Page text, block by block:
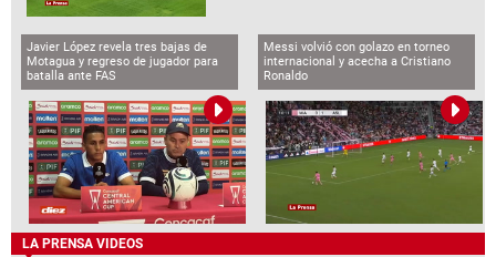
Javier López revela tres bajas de
Motagua y regreso de jugador para
batalla ante FAS
Messi volvió con golazo en torneo
internacional y acecha a Cristiano
Ronaldo
LA PRENSA VIDEOS